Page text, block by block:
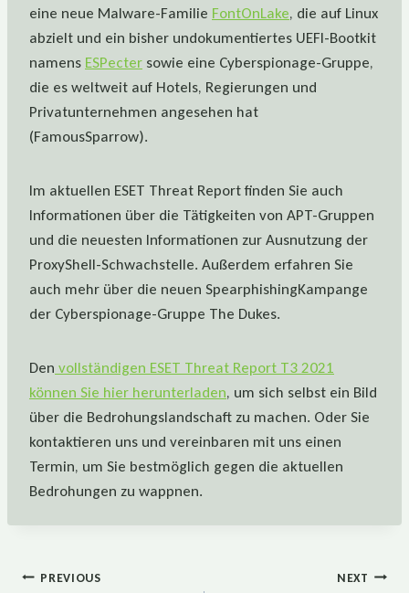
eine neue Malware-Familie FontOnLake, die auf Linux
abzielt und ein bisher undokumentiertes UEFI-Bootkit
namens ESPecter sowie eine Cyberspionage-Gruppe,
die es weltweit auf Hotels, Regierungen und
Privatunternehmen angesehen hat
(FamousSparrow).
Im aktuellen ESET Threat Report finden Sie auch
Informationen über die Tätigkeiten von APT-Gruppen
und die neuesten Informationen zur Ausnutzung der
ProxyShell-Schwachstelle. Außerdem erfahren Sie
auch mehr über die neuen SpearphishingKampange
der Cyberspionage-Gruppe The Dukes.
Den vollständigen ESET Threat Report T3 2021
können Sie hier herunterladen, um sich selbst ein Bild
über die Bedrohungslandschaft zu machen. Oder Sie
kontaktieren uns und vereinbaren mit uns einen
Termin, um Sie bestmöglich gegen die aktuellen
Bedrohungen zu wappnen.
Beitragsnavigation
PREVIOUS NEXT